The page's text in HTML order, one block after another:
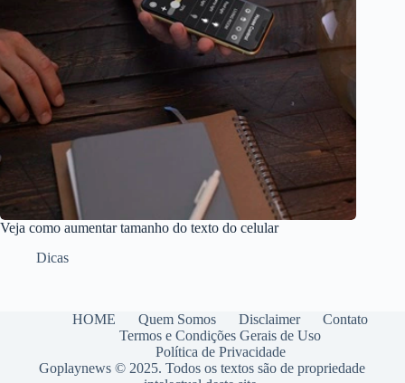
Veja como aumentar tamanho do texto do celular
Dicas
HOME Quem Somos Disclaimer
Contato
Termos e Condições Gerais de Uso
Política de Privacidade
Goplaynews © 2025. Todos os textos são de propriedade